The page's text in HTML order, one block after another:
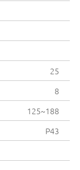
25
8
125~188
P43